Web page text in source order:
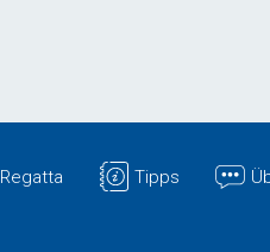
Regatta Tipps